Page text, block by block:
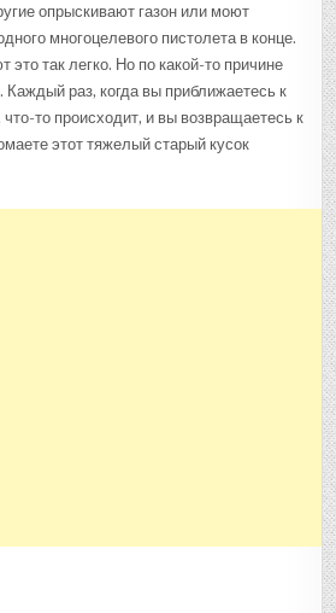
опрыскивают газон или моют
многоцелевого пистолета в конце.
это так легко. Но по какой-то причине
Каждый раз, когда вы приближаетесь к
то происходит, и вы возвращаетесь к
этот тяжелый старый кусок